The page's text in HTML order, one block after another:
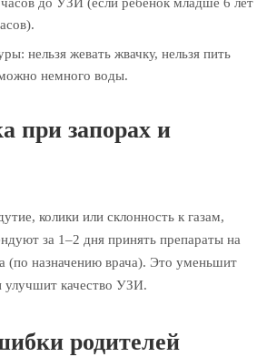
нельзя жевать жвачку, нельзя пить
немного воды.
при запорах и
колики или склонность к газам,
за 1–2 дня принять препараты на
(по назначению врача). Это уменьшит
улучшит качество УЗИ.
родителей